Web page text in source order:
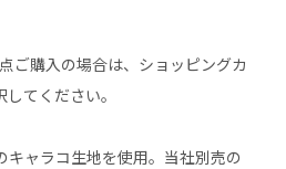
ご購入の場合は、ショッピングカ
てください。
キャラコ生地を使用。当社別売の